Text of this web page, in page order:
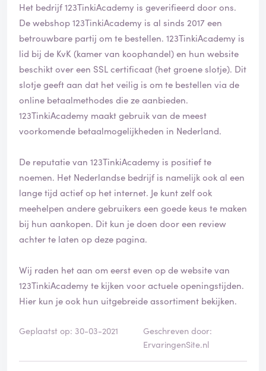
o
r
d
e
l
i
e
i
d
Het bedrijf 123TinkiAcademy is geverifieerd door ons.
De webshop 123TinkiAcademy is al sinds 2017 een
betrouwbare partij om te bestellen. 123TinkiAcademy is
lid bij de KvK (kamer van koophandel) en hun website
beschikt over een SSL certificaat (het groene slotje). Dit
slotje geeft aan dat het veilig is om te bestellen via de
online betaalmethodes die ze aanbieden.
123TinkiAcademy maakt gebruik van de meest
voorkomende betaalmogelijkheden in Nederland.
De reputatie van 123TinkiAcademy is positief te
noemen. Het Nederlandse bedrijf is namelijk ook al een
lange tijd actief op het internet. Je kunt zelf ook
meehelpen andere gebruikers een goede keus te maken
bij hun aankopen. Dit kun je doen door een review
achter te laten op deze pagina.
Wij raden het aan om eerst even op de website van
123TinkiAcademy te kijken voor actuele openingstijden.
Hier kun je ook hun uitgebreide assortiment bekijken.
Geplaatst op: 30-03-2021
Geschreven door:
ErvaringenSite.nl